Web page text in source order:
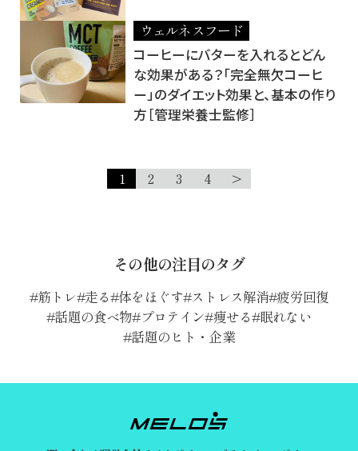
ウェルネスフード
コーヒーにバターを入れるとどん
な効果がある？「完全無欠コーヒ
ー」のダイエット効果と、基本の作り
方［管理栄養士監修］
1 2 3 4 >
その他の注目のタグ
筋トレ 走る 体をほぐす ストレス解消 疲労回復
話題の食べ物 プロテイン 痩せる 眠れない
話題のヒト・企業